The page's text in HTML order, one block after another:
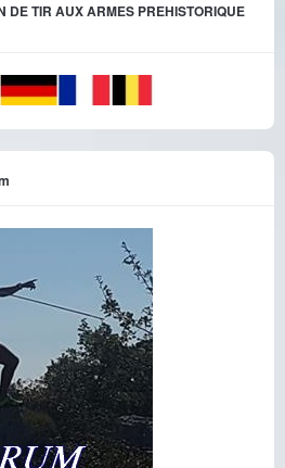
DE TIR AUX ARMES PREHISTORIQUE